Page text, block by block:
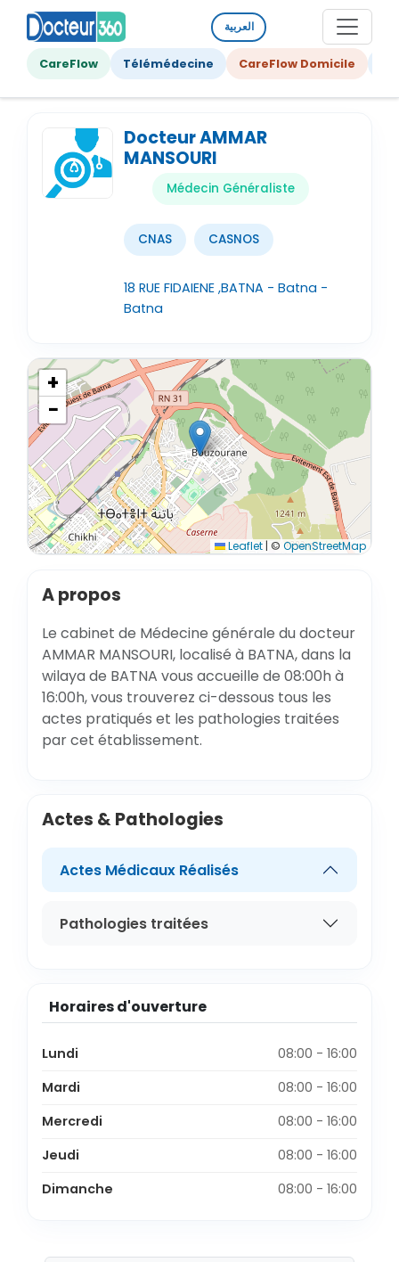
العربية
CareFlow Télémédecine CareFlow Domicile
Docteur AMMAR
MANSOURI
Médecin Généraliste
CNAS CASNOS
18 RUE FIDAIENE ,BATNA - Batna -
Batna
+
−
Leaflet | © OpenStreetMap
A propos
Le cabinet de Médecine générale du docteur
AMMAR MANSOURI, localisé à BATNA, dans la
wilaya de BATNA vous accueille de 08:00h à
16:00h, vous trouverez ci-dessous tous les
actes pratiqués et les pathologies traitées
par cet établissement.
Actes & Pathologies
Actes Médicaux Réalisés
Pathologies traitées
Horaires d'ouverture
Lundi
08:00 - 16:00
Mardi
08:00 - 16:00
Mercredi
08:00 - 16:00
Jeudi
08:00 - 16:00
Dimanche
08:00 - 16:00